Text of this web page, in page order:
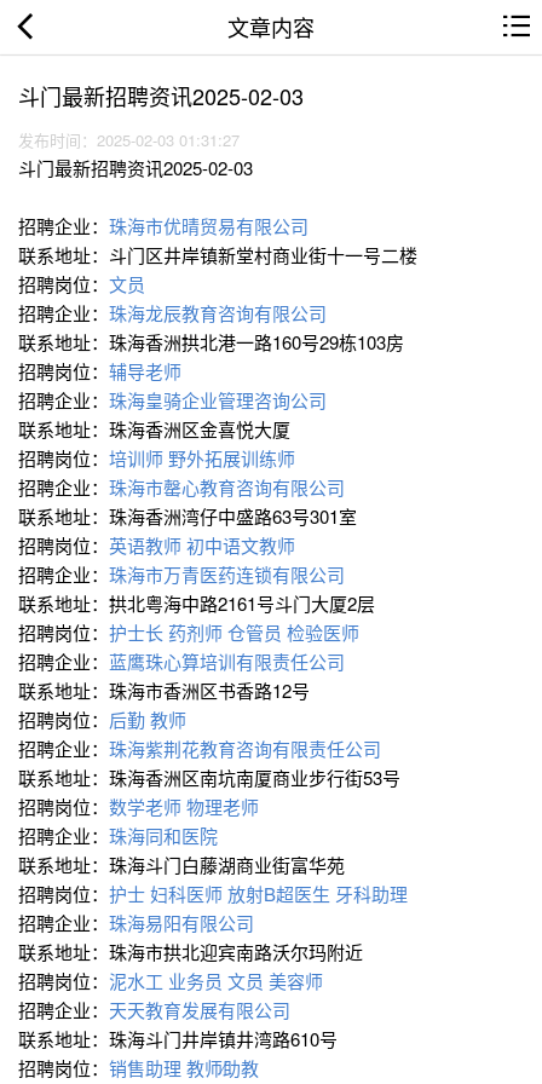
文章内容
斗门最新招聘资讯2025-02-03
发布时间：2025-02-03 01:31:27
斗门最新招聘资讯2025-02-03
招聘企业： 珠海市优晴贸易有限公司
联系地址：斗门区井岸镇新堂村商业街十一号二楼
招聘岗位： 文员
招聘企业： 珠海龙辰教育咨询有限公司
联系地址：珠海香洲拱北港一路160号29栋103房
招聘岗位： 辅导老师
招聘企业： 珠海皇骑企业管理咨询公司
联系地址：珠海香洲区金喜悦大厦
招聘岗位： 培训师 野外拓展训练师
招聘企业： 珠海市罄心教育咨询有限公司
联系地址：珠海香洲湾仔中盛路63号301室
招聘岗位： 英语教师初中语文教师
招聘企业： 珠海市万青医药连锁有限公司
联系地址：拱北粤海中路2161号斗门大厦2层
招聘岗位： 护士长 药剂师仓管员 检验医师
招聘企业： 蓝鹰珠心算培训有限责任公司
联系地址：珠海市香洲区书香路12号
招聘岗位： 后勤教师
招聘企业： 珠海紫荆花教育咨询有限责任公司
联系地址：珠海香洲区南坑南厦商业步行街53号
招聘岗位： 数学老师物理老师
招聘企业： 珠海同和医院
联系地址：珠海斗门白藤湖商业街富华苑
招聘岗位： 护士妇科医师放射B超医生 牙科助理
招聘企业： 珠海易阳有限公司
联系地址：珠海市拱北迎宾南路沃尔玛附近
招聘岗位： 泥水工 业务员 文员 美容师
招聘企业： 天天教育发展有限公司
联系地址：珠海斗门井岸镇井湾路610号
招聘岗位： 销售助理 教师∕助教